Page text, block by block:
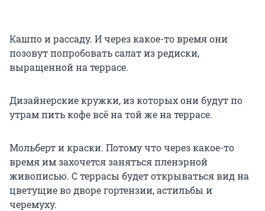
Кашпо и рассаду. И через какое-то время они
позовут попробовать салат из редиски,
выращенной на террасе.
Дизайнерские кружки, из которых они будут по
утрам пить кофе всё на той же на террасе.
Мольберт и краски. Потому что через какое-то
время им захочется заняться пленэрной
живописью. С террасы будет открываться вид на
цветущие во дворе гортензии, астильбы и
черемуху.